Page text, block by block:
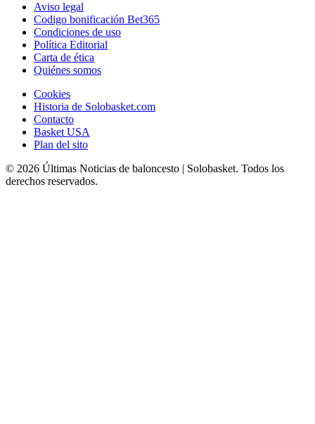
Aviso legal
Codigo bonificación Bet365
Condiciones de uso
Política Editorial
Carta de ética
Quiénes somos
Cookies
Historia de Solobasket.com
Contacto
Basket USA
Plan del sito
© 2026 Últimas Noticias de baloncesto | Solobasket. Todos los
derechos reservados.